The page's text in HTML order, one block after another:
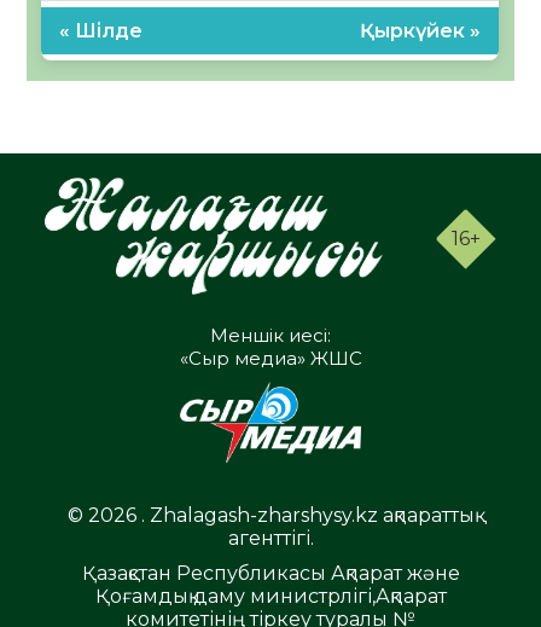
« Шілде Қыркүйек »
16+
Меншік иесі:
«Сыр медиа» ЖШС
© 2026 . Zhalagash-zharshysy.kz ақпараттық
агенттігі.
Қазақстан Республикасы Ақпарат және
Қоғамдық даму министрлігі,Ақпарат
комитетінің тіркеу туралы №